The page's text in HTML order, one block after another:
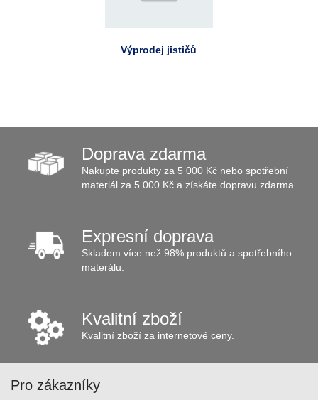
Výprodej jističů
Doprava zdarma
Nakupte produkty za 5 000 Kč nebo spotřební
materiál za 5 000 Kč a získáte dopravu zdarma.
Expresní doprava
Skladem více než 98% produktů a spotřebního
materálu.
Kvalitní zboží
Kvalitní zboží za internetové ceny.
Pro zákazníky